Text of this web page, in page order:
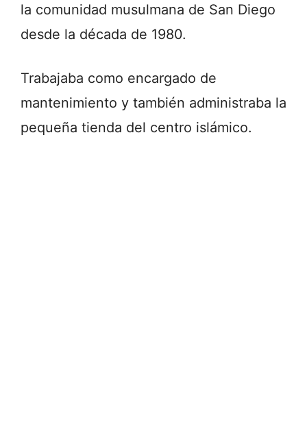
la comunidad musulmana de San Diego
desde la década de 1980.
Trabajaba como encargado de
mantenimiento y también administraba la
pequeña tienda del centro islámico.